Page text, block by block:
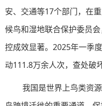
安、交通等17个部门，在
候鸟和湿地联合保护委员
控成效显著。2025年一季
动111.8万余人次，查处破
我国是世界上鸟类资